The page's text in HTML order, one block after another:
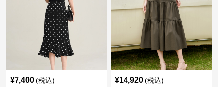
¥7,400 (税込) ¥14,920 (税込)